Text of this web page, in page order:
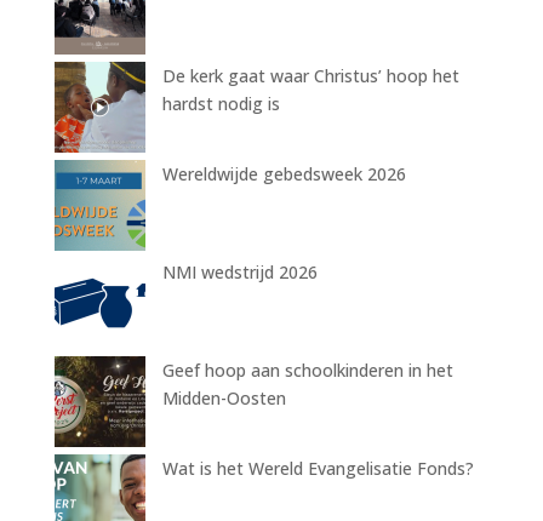
De kerk gaat waar Christus’ hoop het
hardst nodig is
Wereldwijde gebedsweek 2026
NMI wedstrijd 2026
Geef hoop aan schoolkinderen in het
Midden-Oosten
Wat is het Wereld Evangelisatie Fonds?